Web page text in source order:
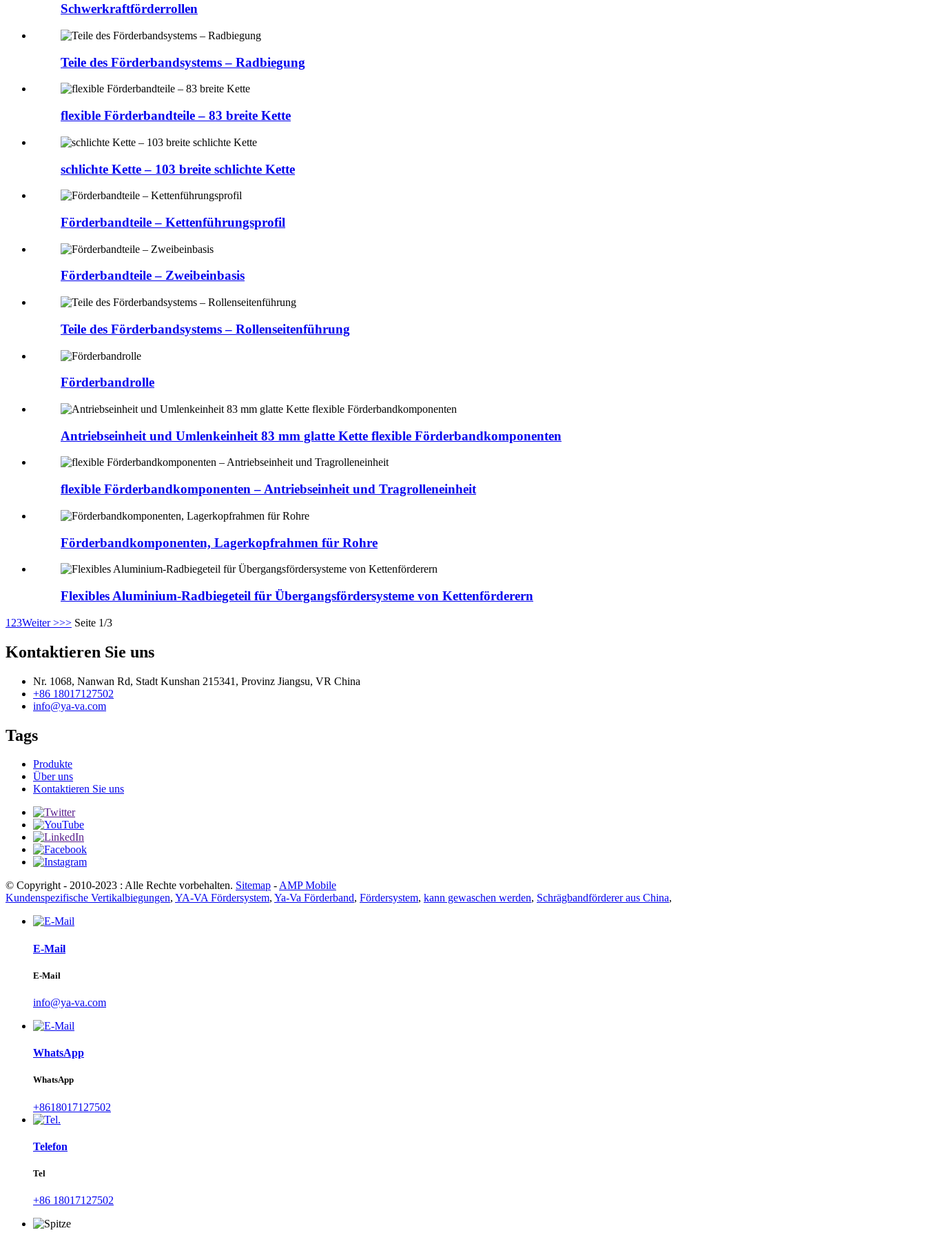
Schwerkraftförderrollen
Teile des Förderbandsystems – Radbiegung
flexible Förderbandteile – 83 breite Kette
schlichte Kette – 103 breite schlichte Kette
Förderbandteile – Kettenführungsprofil
Förderbandteile – Zweibeinbasis
Teile des Förderbandsystems – Rollenseitenführung
Förderbandrolle
Antriebseinheit und Umlenkeinheit 83 mm glatte Kette flexible Förderbandkomponenten
flexible Förderbandkomponenten – Antriebseinheit und Tragrolleneinheit
Förderbandkomponenten, Lagerkopfrahmen für Rohre
Flexibles Aluminium-Radbiegeteil für Übergangsfördersysteme von Kettenförderern
1 23Weiter >>> Seite 1/3
Kontaktieren Sie uns
Nr. 1068, Nanwan Rd, Stadt Kunshan 215341, Provinz Jiangsu, VR China
+86 18017127502
info@ya-va.com
Tags
Produkte
Über uns
Kontaktieren Sie uns
© Copyright - 2010-2023 : Alle Rechte vorbehalten. Sitemap -AMP Mobile
Kundenspezifische Vertikalbiegungen, YA-VA Fördersystem, Ya-Va Förderband, Fördersystem, kann gewaschen werden, Schrägbandförderer aus China,
E-Mail
E-Mail
info@ya-va.com
WhatsApp
WhatsApp
+8618017127502
Telefon
Tel
+86 18017127502